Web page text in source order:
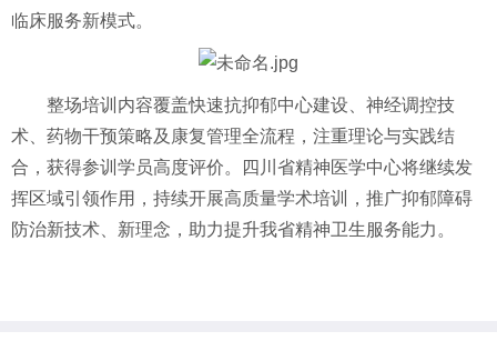
临床服务新模式。
整场培训内容覆盖快速抗抑郁中心建设、神经调控技
术、药物干预策略及康复管理全流程，注重理论与实践结
合，获得参训学员高度评价。四川省精神医学中心将继续发
挥区域引领作用，持续开展高质量学术培训，推广抑郁障碍
防治新技术、新理念，助力提升我省精神卫生服务能力。